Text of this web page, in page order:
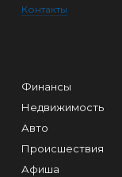
Контакты
Финансы
Недвижимость
Авто
Происшествия
Афиша